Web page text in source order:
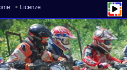
Licenze